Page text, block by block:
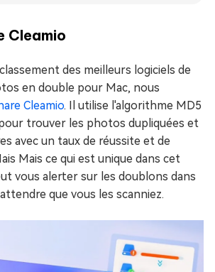
Cleamio
des meilleurs logiciels de
en double pour Mac, nous
Cleamio. Il utilise l'algorithme MD5
trouver les photos dupliquées et
avec un taux de réussite et de
Mais ce qui est unique dans cet
vous alerter sur les doublons dans
que vous les scanniez.